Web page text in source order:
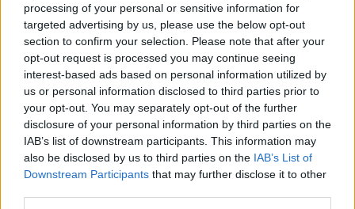
processing of your personal or sensitive information for
targeted advertising by us, please use the below opt-out
section to confirm your selection. Please note that after your
opt-out request is processed you may continue seeing
interest-based ads based on personal information utilized by
us or personal information disclosed to third parties prior to
your opt-out. You may separately opt-out of the further
disclosure of your personal information by third parties on the
IAB’s list of downstream participants. This information may
also be disclosed by us to third parties on the IAB’s List of
Downstream Participants that may further disclose it to other
Viaggio Odysseus e... ledipimma in camper
4 4496
Periodo
05/06/2018 - 05/08/2018 (61 giorni)
Georgia, Armenia, Turchia - Gonio, Batumi, Kobuleti, Kutasi,
Mtskheta, Gori, Tiblisi, Telavi, Ikalto, Ananuri, Stepantsminda,
Bagratashen, Sevan, Noratus, Yerevan, Ejmiatzin, Artik, Edirne,
Istambul, Trabzon, Sarpi
Pubblicato il29/01/2019